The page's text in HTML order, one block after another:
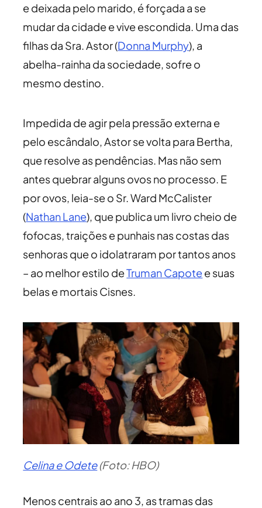
e deixada pelo marido, é forçada a se
mudar da cidade e vive escondida. Uma das
filhas da Sra. Astor (Donna Murphy), a
abelha-rainha da sociedade, sofre o
mesmo destino.
Impedida de agir pela pressão externa e
pelo escândalo, Astor se volta para Bertha,
que resolve as pendências. Mas não sem
antes quebrar alguns ovos no processo. E
por ovos, leia-se o Sr. Ward McCalister
(Nathan Lane), que publica um livro cheio de
fofocas, traições e punhais nas costas das
senhoras que o idolatraram por tantos anos
– ao melhor estilo deTruman Capotee suas
belas e mortais Cisnes.
Celina e Odete(Foto: HBO)
Menos centrais ao ano 3, as tramas das